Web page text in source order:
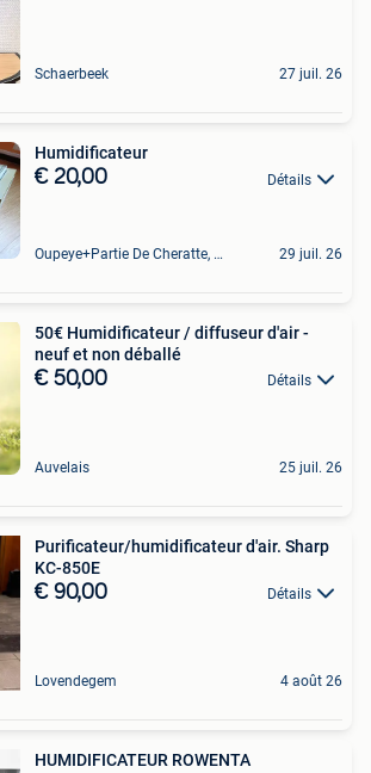
Schaerbeek 27 juil. 26
Humidificateur
€ 20,00 Détails
Oupeye+Partie De Cheratte, Herstal Et Wandre 29 juil. 26
50€ Humidificateur / diffuseur d'air -
neuf et non déballé
€ 50,00 Détails
Auvelais 25 juil. 26
Purificateur/humidificateur d'air. Sharp
KC-850E
€ 90,00 Détails
Lovendegem 4 août 26
HUMIDIFICATEUR ROWENTA